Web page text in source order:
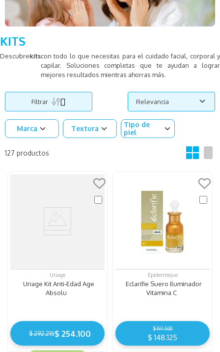
KITS
Descubrekitscon todo lo que necesitas para el cuidado facial, corporal y
capilar. Soluciones completas que te ayudan a lograr
mejores resultados mientras ahorras más.
Filtrar Relevancia
Marca Textura
Tipo de
piel
127 productos
Uriage
Uriage Kit Anti-Edad Age
Absolu
$ 292.215$ 254.100
Epidermique
Eclarifie Suero Iluminador
Vitamina C
$197.500
$ 148.125
posay